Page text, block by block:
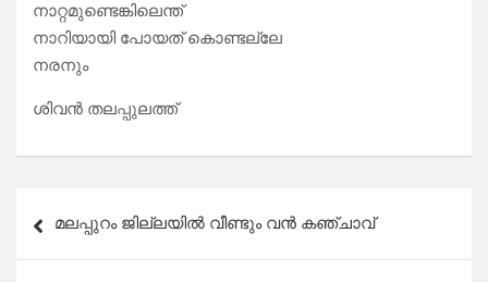
നാറ്റമുണ്ടെങ്കിലെന്ത്
നാറിയായി പോയത് കൊണ്ടല്ലേ
നരനും
ശിവൻ തലപ്പുലത്ത്‌
navigation
മലപ്പുറം ജില്ലയില്‍ വീണ്ടും വന്‍ കഞ്ചാവ്